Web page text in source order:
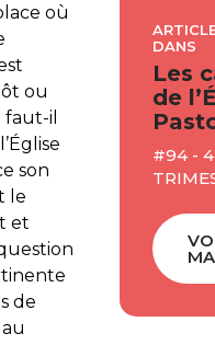
où
ou
il
son
le
et
de
DANS
Les
de
#94 -